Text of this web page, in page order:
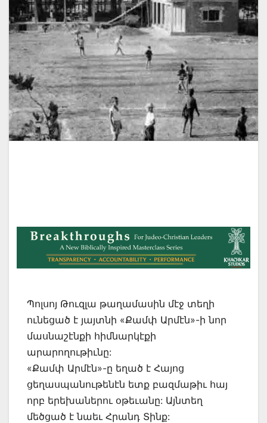
Պոլսոյ Թուզլա թաղամասին մէջ տեղի
ունեցած է յայտնի «Քամփ Արմէն»-ի նոր
մասնաշէնքի հիմնարկէքի
արարողութիւնը:
«Քամփ Արմէն»-ը եղած է Հայոց
ցեղասպանութենէն ետք բազմաթիւ հայ
որբ երեխաներու օթեւանը: Այնտեղ
մեծցած է նաեւ Հրանդ Տինք: